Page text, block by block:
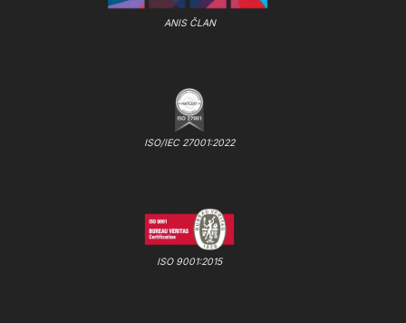
ANIS ČLAN
ISO/IEC 27001:2022
ISO 9001:2015